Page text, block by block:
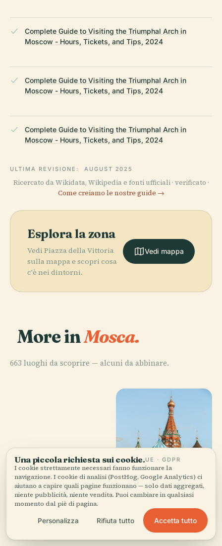
Complete Guide to Visiting the Triumphal Arch in
Moscow - Hours, Tickets, and Tips, 2024
Complete Guide to Visiting the Triumphal Arch in
Moscow - Hours, Tickets, and Tips, 2024
Complete Guide to Visiting the Triumphal Arch in
Moscow - Hours, Tickets, and Tips, 2024
ULTIMA REVISIONE: AUGUST 2025
Ricercato da Wikidata, Wikipedia e fonti ufficiali · verificato ·
Come creiamo le nostre guide →
Esplora la zona
Vedi Piazza della Vittoria
sulla mappa e scopri cosa
c'è nei dintorni.
Vedi mappa
More inMosca.
663 luoghi da scoprire — alcuni da abbinare.
Teatro Bol'Šoj
Cattedrale di
San Basilio
Museo Puškin
Cattedrale
della
Dormizione
Una piccola richiesta sui cookie.UE · GDPR
I cookie strettamente necessari fanno funzionare la
navigazione. I cookie di analisi (PostHog, Google Analytics) ci
aiutano a capire quali pagine funzionano — solo dati aggregati,
niente pubblicità, niente vendita. Puoi cambiare in qualsiasi
momento dal piè di pagina.
Personalizza Rifiuta tutto Accetta tutto